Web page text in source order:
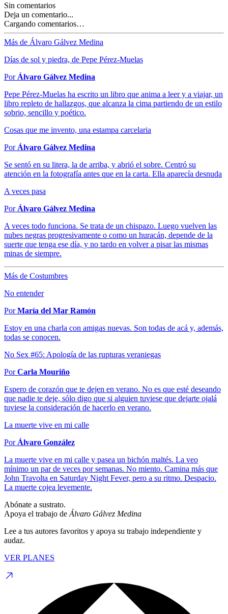
Sin comentarios
Deja un comentario...
Cargando comentarios…
Más de Álvaro Gálvez Medina
Días de sol y piedra, de Pepe Pérez-Muelas
Por Álvaro Gálvez Medina
Pepe Pérez-Muelas ha escrito un libro que anima a leer y a viajar, un
libro repleto de hallazgos, que alcanza la cima partiendo de un estilo
sobrio, sencillo y poético.
Cosas que me invento, una estampa carcelaria
Por Álvaro Gálvez Medina
Se sentó en su litera, la de arriba, y abrió el sobre. Centró su
atención en la fotografía antes que en la carta. Ella aparecía desnuda
A veces pasa
Por Álvaro Gálvez Medina
A veces todo funciona. Se trata de un chispazo. Luego vuelven las
nubes negras progresivamente o como un huracán, depende de la
suerte que tenga ese día, y no tardo en volver a pisar las mismas
minas de siempre.
Más de Costumbres
No entender
PorMaría del Mar Ramón
Estoy en una charla con amigas nuevas. Son todas de acá y, además,
todas se conocen.
No Sex #65: Apología de las rupturas veraniegas
PorCarla Mouriño
Espero de corazón que te dejen en verano. No es que esté deseando
que nadie te deje, sólo digo que si alguien tuviese que dejarte ojalá
tuviese la consideración de hacerlo en verano.
La muerte vive en mi calle
Por Álvaro González
La muerte vive en mi calle y pasea un bichón maltés. La veo
mínimo un par de veces por semanas. No miento. Camina más que
John Travolta en Saturday Night Fever, pero a su ritmo. Despacio.
La muerte cojea levemente.
Abónate a sustrato.
Apoya el trabajo de Álvaro Gálvez Medina
Lee a tus autores favoritos y apoya su trabajo independiente y
audaz.
VER PLANES